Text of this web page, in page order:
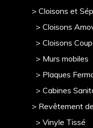
> Cloisons et
> Cloisons
> Cloisons
> Murs mobiles
> Plaques
> Cabines
> Revêtement
> Vinyle Tissé